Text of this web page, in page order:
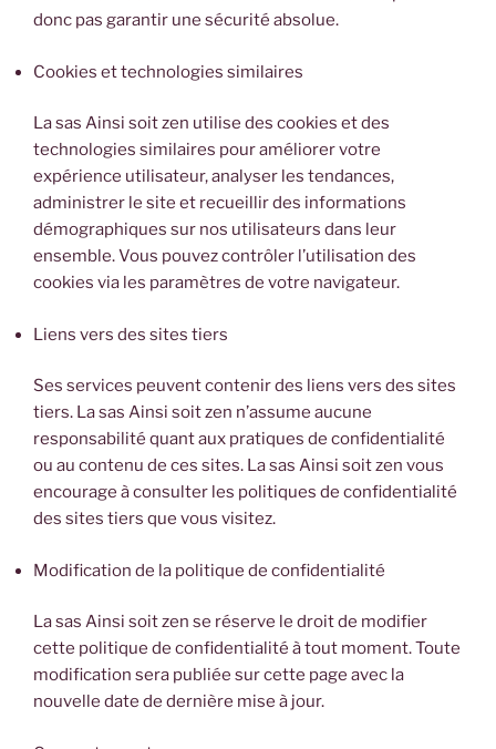
donc pas garantir une sécurité absolue.
Cookies et technologies similaires
La sas Ainsi soit zen utilise des cookies et des
technologies similaires pour améliorer votre
expérience utilisateur, analyser les tendances,
administrer le site et recueillir des informations
démographiques sur nos utilisateurs dans leur
ensemble. Vous pouvez contrôler l’utilisation des
cookies via les paramètres de votre navigateur.
Liens vers des sites tiers
Ses services peuvent contenir des liens vers des sites
tiers. La sas Ainsi soit zen n’assume aucune
responsabilité quant aux pratiques de confidentialité
ou au contenu de ces sites. La sas Ainsi soit zen vous
encourage à consulter les politiques de confidentialité
des sites tiers que vous visitez.
Modification de la politique de confidentialité
La sas Ainsi soit zen se réserve le droit de modifier
cette politique de confidentialité à tout moment. Toute
modification sera publiée sur cette page avec la
nouvelle date de dernière mise à jour.